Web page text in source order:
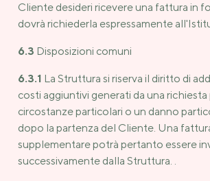
Cliente desideri ricevere una fattura in
dovrà richiederla espressamente
6.3 Disposizioni comuni
6.3.1 La Struttura si riserva il diritto di
costi aggiuntivi generati da una
circostanze particolari o un danno
dopo la partenza del Cliente. Una
supplementare potrà pertanto essere
successivamente dalla Struttura. .